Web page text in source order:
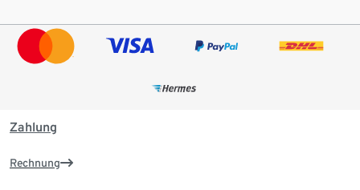
Zahlung
Rechnung